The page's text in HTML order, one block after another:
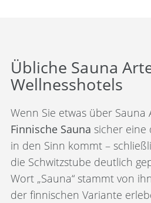
Übliche Sauna
Wellnesshotels
Wenn Sie etwas über Sauna
Finnische Sauna sicher eine
in den Sinn kommt –
die Schwitzstube deutlich
Wort „Sauna“ stammt von
der finnischen Variante